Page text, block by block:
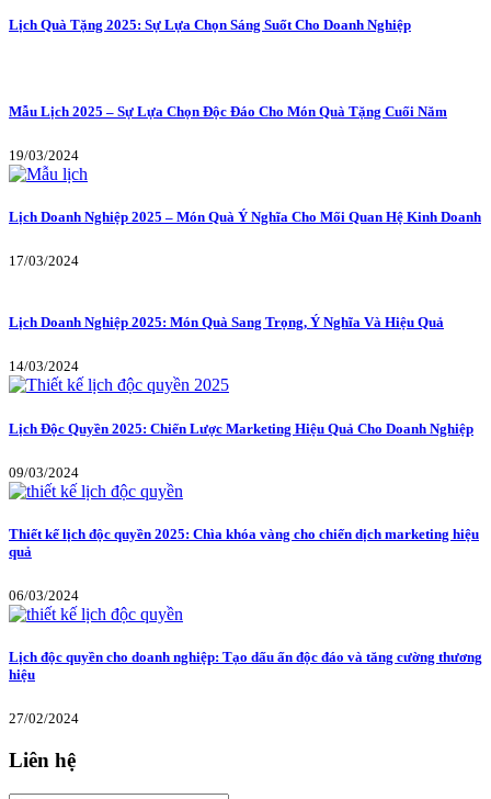
Lịch Quà Tặng 2025: Sự Lựa Chọn Sáng Suốt Cho Doanh Nghiệp
Mẫu Lịch 2025 – Sự Lựa Chọn Độc Đáo Cho Món Quà Tặng Cuối Năm
19/03/2024
Lịch Doanh Nghiệp 2025 – Món Quà Ý Nghĩa Cho Mối Quan Hệ Kinh Doanh
17/03/2024
Lịch Doanh Nghiệp 2025: Món Quà Sang Trọng, Ý Nghĩa Và Hiệu Quả
14/03/2024
Lịch Độc Quyền 2025: Chiến Lược Marketing Hiệu Quả Cho Doanh Nghiệp
09/03/2024
Thiết kế lịch độc quyền 2025: Chìa khóa vàng cho chiến dịch marketing hiệu
quả
06/03/2024
Lịch độc quyền cho doanh nghiệp: Tạo dấu ấn độc đáo và tăng cường thương
hiệu
27/02/2024
Liên hệ